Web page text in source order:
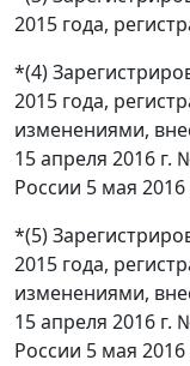
2015 года,
*(4)
2015 года,
изменениями,
15 апреля 2016 г.
России 5 мая
*(5)
2015 года,
изменениями,
15 апреля 2016 г.
России 5 мая